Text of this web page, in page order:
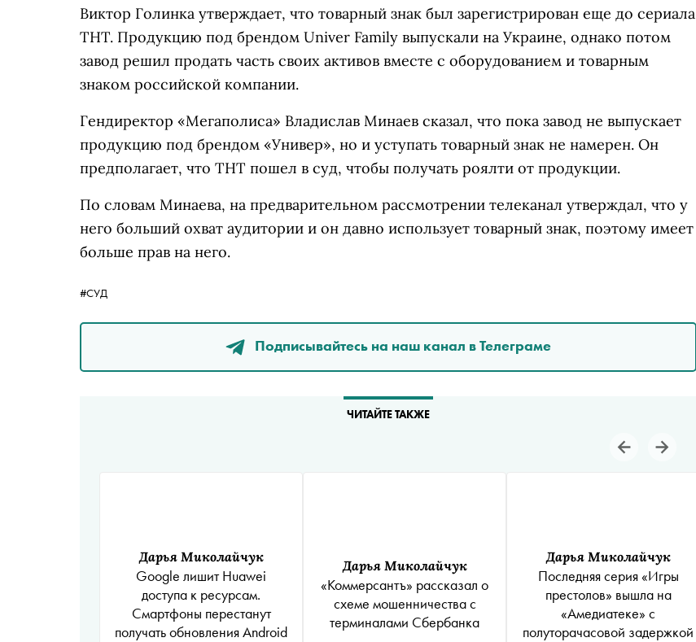
Виктор Голинка утверждает, что товарный знак был зарегистрирован еще до сериала
ТНТ. Продукцию под брендом Univer Family выпускали на Украине, однако потом
завод решил продать часть своих активов вместе с оборудованием и товарным
знаком российской компании.
Гендиректор «Мегаполиса» Владислав Минаев сказал, что пока завод не выпускает
продукцию под брендом «Универ», но и уступать товарный знак не намерен. Он
предполагает, что ТНТ пошел в суд, чтобы получать роялти от продукции.
По словам Минаева, на предварительном рассмотрении телеканал утверждал, что у
него больший охват аудитории и он давно использует товарный знак, поэтому имеет
больше прав на него.
#СУД
Подписывайтесь на наш канал в Телеграме
ЧИТАЙТЕ ТАКЖЕ
Дарья Миколайчук
Google лишит Huawei
доступа к ресурсам.
Смартфоны перестанут
получать обновления Android
Дарья Миколайчук
«Коммерсантъ» рассказал о
схеме мошенничества с
терминалами Сбербанка
Дарья Миколайчук
Последняя серия «Игры
престолов» вышла на
«Амедиатеке» с
полуторачасовой задержкой